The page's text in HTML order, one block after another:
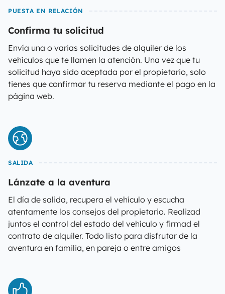
PUESTA EN RELACIÓN
Confirma tu solicitud
Envía una o varias solicitudes de alquiler de los
vehículos que te llamen la atención. Una vez que tu
solicitud haya sido aceptada por el propietario, solo
tienes que confirmar tu reserva mediante el pago en la
página web.
SALIDA
Lánzate a la aventura
El día de salida, recupera el vehículo y escucha
atentamente los consejos del propietario. Realizad
juntos el control del estado del vehículo y firmad el
contrato de alquiler. Todo listo para disfrutar de la
aventura en familia, en pareja o entre amigos